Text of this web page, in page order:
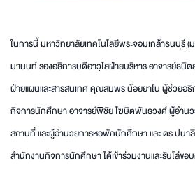
ในการนี้ มหาวิทยาลัยเทคโนโลยีพระจอมเกล้าธนบุรี (
มานนท์ รองอธิการบดีอาวุโสฝ่ายบริหาร อาจารย์ธนิ
ฝ่ายแผนและสารสนเทศ คุณสมพร น้อยยาโน ผู้ช่วย
กิจการนักศึกษา อาจารย์พิชัย โฆษิตพันธวงศ์ ผู้อำนว
สถานที่ และผู้อำนวยการหอพักนักศึกษา และ ดร.ปนา
สำนักงานกิจการนักศึกษา ได้เข้าร่วมงานและรับโล่ข